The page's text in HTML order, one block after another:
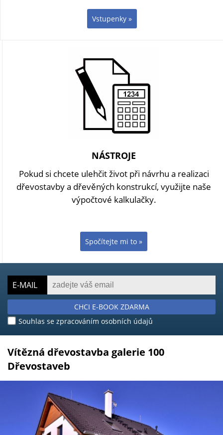
Vstupenky »
NÁSTROJE
Pokud si chcete ulehčit život při návrhu a realizaci
dřevostavby a dřevěných konstrukcí, využijte naše
výpočtové kalkulačky.
Spočítejte mi to »
E-MAIL
CHCI E-BOOK ZDARMA
Souhlas se zpracováním osobních údajů
Vítězná dřevostavba galerie 100
Dřevostaveb